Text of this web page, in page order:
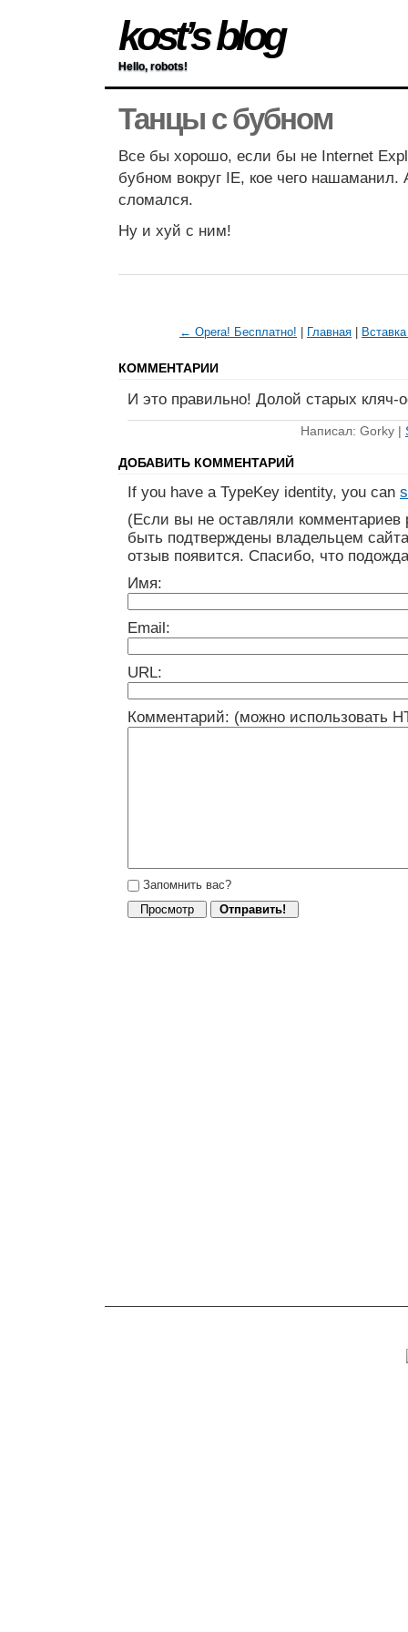
kost’s blog
Hello, robots!
Танцы с бубном
Все бы хорошо, если бы не Internet
бубном вокруг IE, кое чего
сломался.
Ну и хуй с ним!
← Opera! Бесплатно! Главная
КОММЕНТАРИИ
И это правильно! Долой старых кляч-
Написал: Gorky |
ДОБАВИТЬ КОММЕНТАРИЙ
If you have a TypeKey identity, you can
(Если вы не оставляли
быть подтверждены владельцем
отзыв появится. Спасибо, что
Имя:
Email:
URL:
Комментарий: (можно использовать
Запомнить вас?